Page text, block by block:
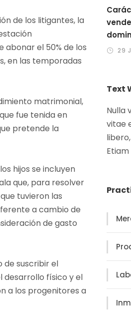
de los litigantes, la
el 50% de los
en las temporadas
matrimonial,
fue tenida en
pretende la
hijos se incluyen
que, para resolver
tuvieron las
a cambio de
de gasto
de suscribir el
desarrollo físico y el
a los progenitores a
29
Text
Nulla
vitae